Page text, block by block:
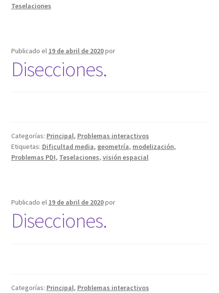
Teselaciones
Publicado el 19 de abril de 2020por
Disecciones.
Categorías: Principal, Problemas interactivos
Etiquetas: Dificultad media, geometría, modelización,
Problemas PDI, Teselaciones, visión espacial
Publicado el 19 de abril de 2020por
Disecciones.
Categorías: Principal, Problemas interactivos